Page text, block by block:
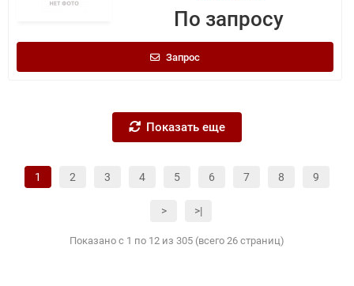
По запросу
Запрос
Показать еще
1 2 3 4 5 6 7 8 9
> >|
Показано с 1 по 12 из 305 (всего 26 страниц)